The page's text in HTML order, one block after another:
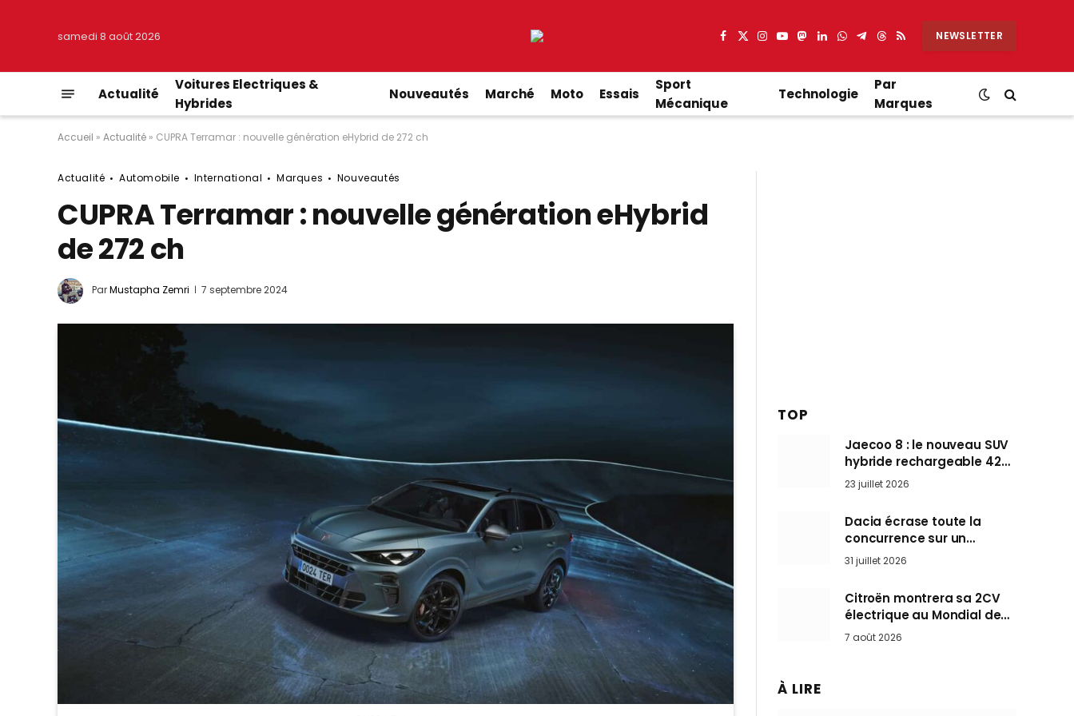
samedi 8 août 2026 Facebook
X
Instagram
YouTube
Mastodon
LinkedIn
WhatsApp
Partager
Telegram
Threads
RSS NEWSLETTER
Actualité
Voitures Electriques &
Hybrides
Nouveautés Marché Moto Essais
Sport
Mécanique
Technologie
Par
Marques
Accueil » Actualité » CUPRA Terramar : nouvelle génération eHybrid de 272 ch
Actualité Automobile International Marques Nouveautés
CUPRA Terramar : nouvelle génération eHybrid
de 272 ch
ParMustapha Zemri 7 septembre 2024
TOP
Jaecoo 8 : le nouveau SUV
hybride rechargeable 428
ch qui vise l’Audi Q7 arrive
en Europe cet automne
23 juillet 2026
Dacia écrase toute la
concurrence sur un
marché où personne ne
l’attendait
31 juillet 2026
Citroën montrera sa 2CV
électrique au Mondial de
Paris pendant que BMW et
7 août 2026
À LIRE